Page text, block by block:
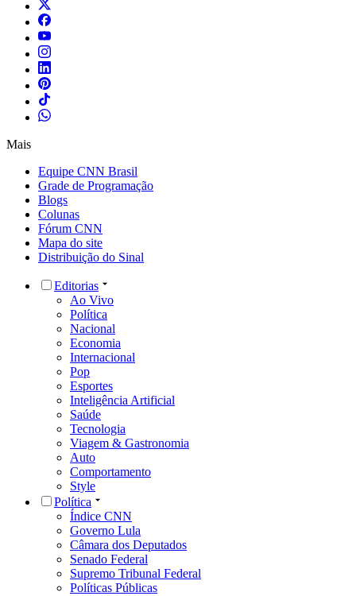
Mais
Equipe CNN Brasil
Grade de Programação
Blogs
Colunas
Fórum CNN
Mapa do site
Distribuição do Sinal
Editorias
Ao Vivo
Política
Nacional
Economia
Internacional
Pop
Esportes
Inteligência Artificial
Saúde
Tecnologia
Viagem & Gastronomia
Auto
Comportamento
Style
Política
Índice CNN
Governo Lula
Câmara dos Deputados
Senado Federal
Supremo Tribunal Federal
Políticas Públicas